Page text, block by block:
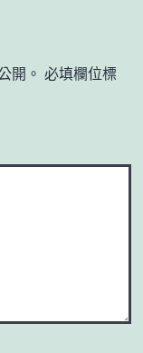
開。 必填欄位標